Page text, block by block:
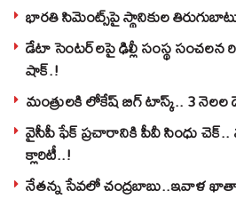
భారతి సిమెంట్స్‌పై స్థానికుల
డేటా సెంటర్‌లపై ఢిల్లీ సంస్థ సంచలన
షాక్‌.!
మంత్రులకి లోకేష్‌ బిగ్‌ టాస్క్‌.. 3 నెలల
వైసీపీ ఫేక్ ప్రచారానికి పీవీ సింధు
క్లారిటీ..!
నేతన్న సేవలో చంద్రబాబు..ఇవాళ